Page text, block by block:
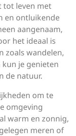
tot leven met
en ontluikende
aangenaam,
het ideaal is
zoals wandelen,
je genieten
de natuur.
om te
omgeving
warm en zonnig,
meren of